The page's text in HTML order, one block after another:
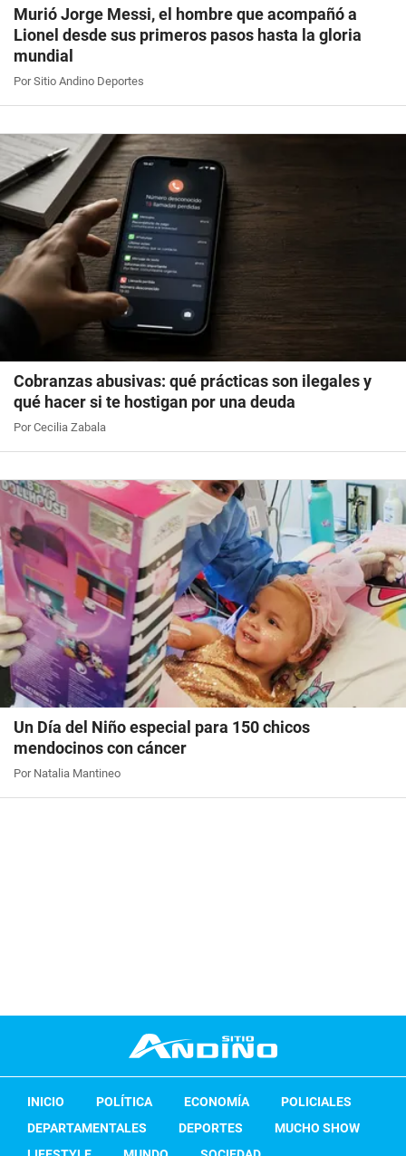
Murió Jorge Messi, el hombre que acompañó a
Lionel desde sus primeros pasos hasta la gloria
mundial
Por Sitio Andino Deportes
Cobranzas abusivas: qué prácticas son ilegales y
qué hacer si te hostigan por una deuda
Por Cecilia Zabala
Un Día del Niño especial para 150 chicos
mendocinos con cáncer
Por Natalia Mantineo
INICIO POLÍTICA ECONOMÍA
POLICIALES
DEPARTAMENTALES
DEPORTES
MUCHO SHOW